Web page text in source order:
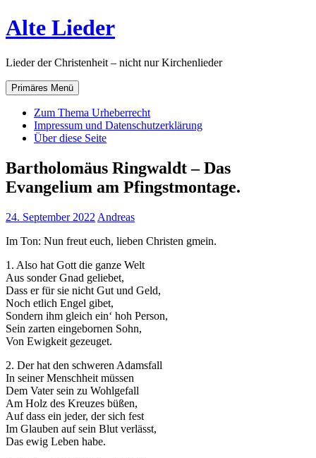
Zum
Inhalt
Alte Lieder
Lieder der Christenheit – nicht nur Kirchenlieder
Primäres Menü
Zum Thema Urheberrecht
Impressum und Datenschutzerklärung
Über diese Seite
Bartholomäus Ringwaldt – Das
Evangelium am Pfingstmontage.
24. September 2022 Andreas
Im Ton: Nun freut euch, lieben Christen gmein.
1. Also hat Gott die ganze Welt
Aus sonder Gnad geliebet,
Dass er für sie nicht Gut und Geld,
Noch etlich Engel gibet,
Sondern ihm gleich ein‘ hoh Person,
Sein zarten eingebornen Sohn,
Von Ewigkeit gezeuget.
2. Der hat den schweren Adamsfall
In seiner Menschheit müssen
Dem Vater sein zu Wohlgefall
Am Holz des Kreuzes büßen,
Auf dass ein jeder, der sich fest
Im Glauben auf sein Blut verlässt,
Das ewig Leben habe.